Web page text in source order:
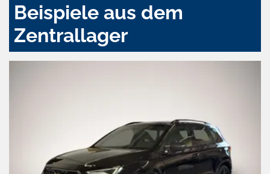
Beispiele aus dem
Zentrallager